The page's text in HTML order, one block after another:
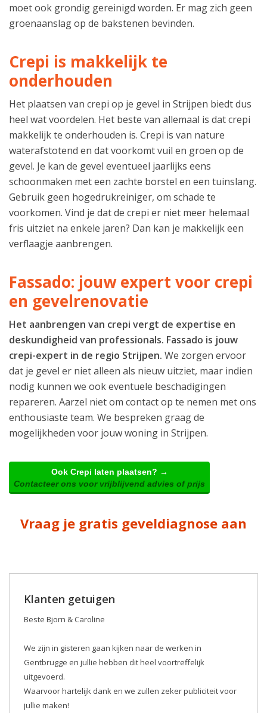
moet ook grondig gereinigd worden. Er mag zich geen
groenaanslag op de bakstenen bevinden.
Crepi is makkelijk te
onderhouden
Het plaatsen van crepi op je gevel in Strijpen biedt dus
heel wat voordelen. Het beste van allemaal is dat crepi
makkelijk te onderhouden is. Crepi is van nature
waterafstotend en dat voorkomt vuil en groen op de
gevel. Je kan de gevel eventueel jaarlijks eens
schoonmaken met een zachte borstel en een tuinslang.
Gebruik geen hogedrukreiniger, om schade te
voorkomen. Vind je dat de crepi er niet meer helemaal
fris uitziet na enkele jaren? Dan kan je makkelijk een
verflaagje aanbrengen.
Fassado: jouw expert voor crepi
en gevelrenovatie
Het aanbrengen van crepi vergt de expertise en
deskundigheid van professionals. Fassado is jouw
crepi-expert in de regio Strijpen. We zorgen ervoor
dat je gevel er niet alleen als nieuw uitziet, maar indien
nodig kunnen we ook eventuele beschadigingen
repareren. Aarzel niet om contact op te nemen met ons
enthousiaste team. We bespreken graag de
mogelijkheden voor jouw woning in Strijpen.
Ook Crepi laten plaatsen? →
Contacteer ons voor vrijblijvend advies of prijs
Vraag je gratis geveldiagnose aan
Klanten getuigen
Beste Bjorn & Caroline
We zijn in gisteren gaan kijken naar de werken in
Gentbrugge en jullie hebben dit heel voortreffelijk
uitgevoerd.
Waarvoor hartelijk dank en we zullen zeker publiciteit voor
jullie maken! ️